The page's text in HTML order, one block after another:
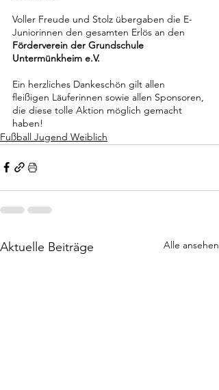
Voller Freude und Stolz übergaben die E-
Juniorinnen den gesamten Erlös an den
Förderverein der Grundschule
Untermünkheim e.V.
Ein herzliches Dankeschön gilt allen
fleißigen Läuferinnen sowie allen Sponsoren,
die diese tolle Aktion möglich gemacht
haben!
Fußball Jugend Weiblich
Aktuelle Beiträge Alle ansehen